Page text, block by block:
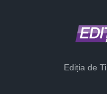
Ediția de